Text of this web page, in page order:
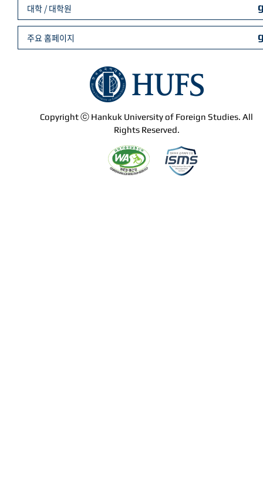
Copyright ⓒ Hankuk University of Foreign Studies. All
Rights Reserved.
대학 / 대학원
주요 홈페이지